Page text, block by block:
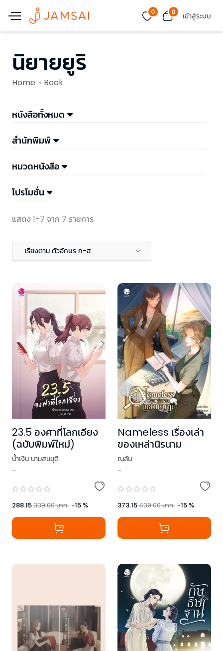
0 0 เข้าสู่ระบบ
นิยายยูริ
Home Book
หนังสือทั้งหมด
สำนักพิมพ์
หมวดหนังสือ
โปรโมชั่น
แสดง 1-7 จาก 7 รายการ
เรียงตาม ตัวอักษร ก-ฮ
23.5 องศาที่โลกเอียง
(ฉบับพิมพ์ใหม่)
น้ำเงิน นามสมมุติ
-
288.15339.00บาท -15 %
Nameless เรื่องเล่า
ของเหล่านิรนาม
ณลัน
-
373.15439.00บาท -15 %